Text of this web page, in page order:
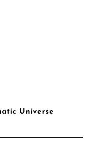
Universe